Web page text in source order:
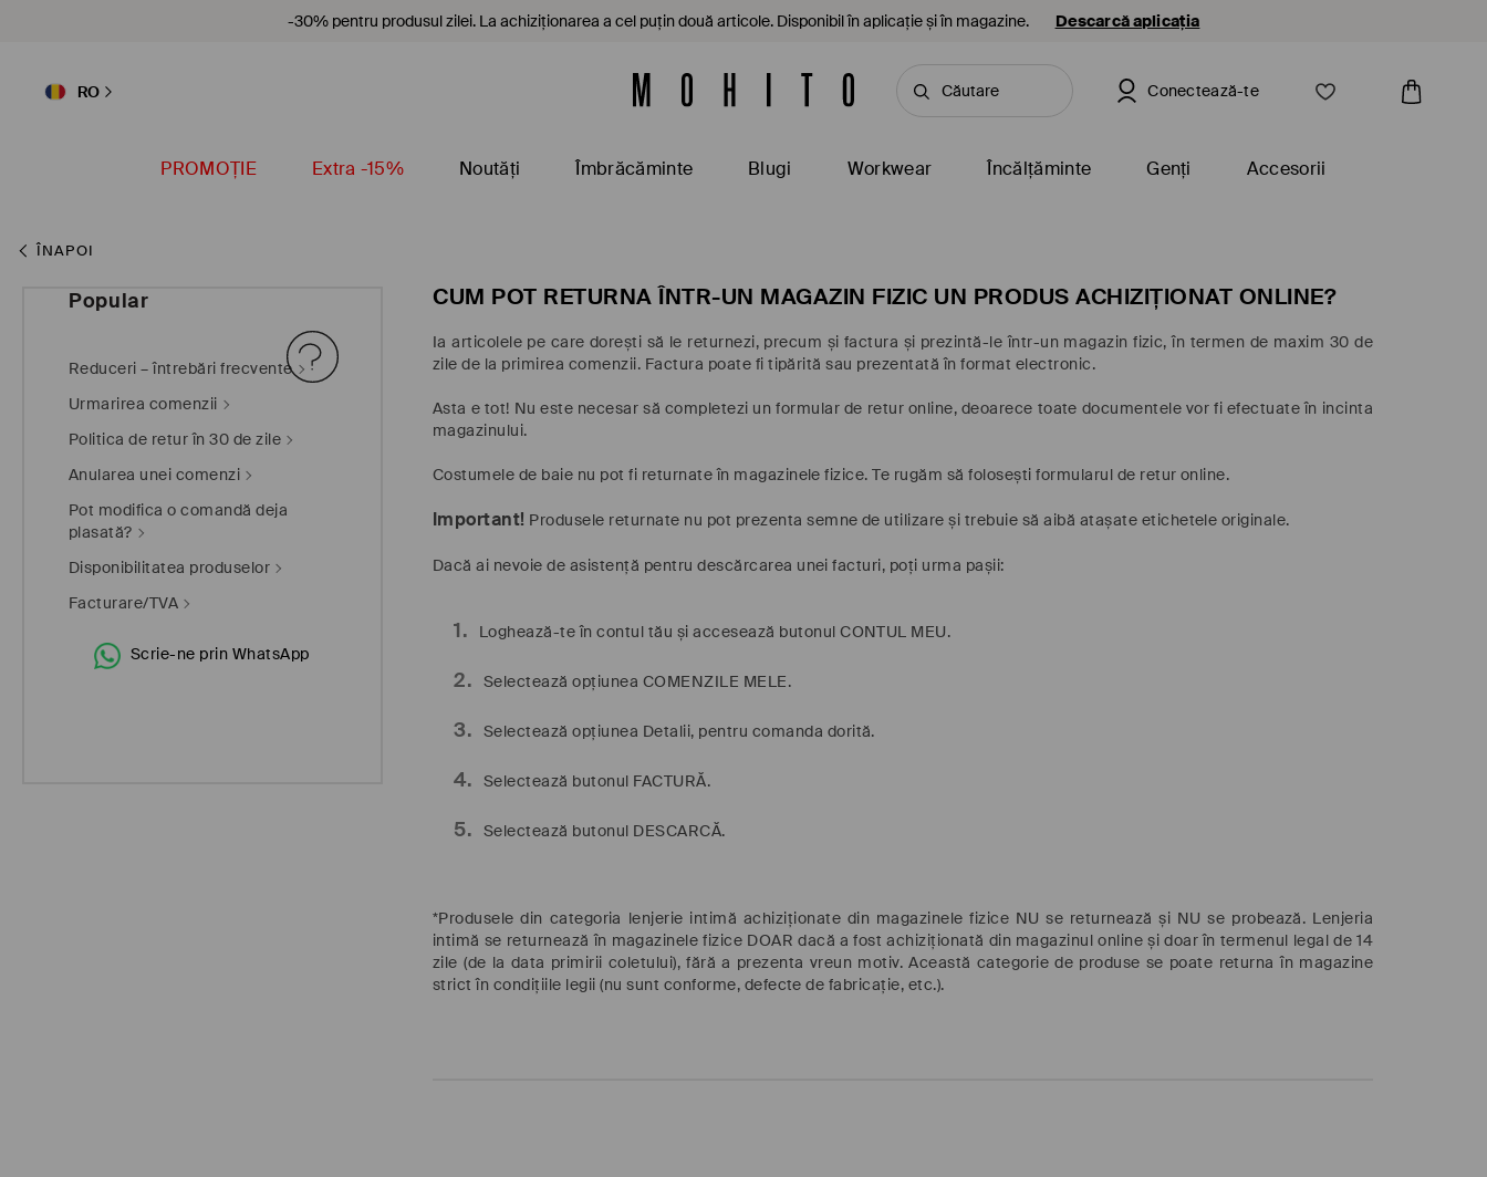
-30% pentru produsul zilei. La achiziționarea a cel puțin două articole. Disponibil în aplicație și în magazine. Descarcă aplicația
RO Conectează-te
PROMOȚIE Extra -15% Noutăți Îmbrăcăminte Blugi Workwear Încălțăminte Genți Accesorii
ÎNAPOI
Popular
Reduceri – întrebări frecvente
Urmarirea comenzii
Politica de retur în 30 de zile
Anularea unei comenzi
Pot modifica o comandă deja
plasată?
Disponibilitatea produselor
Facturare/TVA
Scrie-ne prin WhatsApp
CUM POT RETURNA ÎNTR-UN MAGAZIN FIZIC UN PRODUS ACHIZIȚIONAT ONLINE?
Ia articolele pe care dorești să le returnezi, precum și factura și prezintă-le într-un magazin fizic, în termen de maxim 30 de
zile de la primirea comenzii. Factura poate fi tipărită sau prezentată în format electronic.
Asta e tot! Nu este necesar să completezi un formular de retur online, deoarece toate documentele vor fi efectuate în incinta
magazinului.
Costumele de baie nu pot fi returnate în magazinele fizice. Te rugăm să folosești formularul de retur online.
Important! Produsele returnate nu pot prezenta semne de utilizare și trebuie să aibă atașate etichetele originale.
Dacă ai nevoie de asistență pentru descărcarea unei facturi, poți urma pașii:
Loghează-te în contul tău și accesează butonul CONTUL MEU.
Selectează opțiunea COMENZILE MELE.
Selectează opțiunea Detalii, pentru comanda dorită.
Selectează butonul FACTURĂ.
Selectează butonul DESCARCĂ.
*Produsele din categoria lenjerie intimă achiziționate din magazinele fizice NU se returnează și NU se probează. Lenjeria
intimă se returnează în magazinele fizice DOAR dacă a fost achiziționată din magazinul online și doar în termenul legal de 14
zile (de la data primirii coletului), fără a prezenta vreun motiv. Această categorie de produse se poate returna în magazine
strict în condițiile legii (nu sunt conforme, defecte de fabricație, etc.).